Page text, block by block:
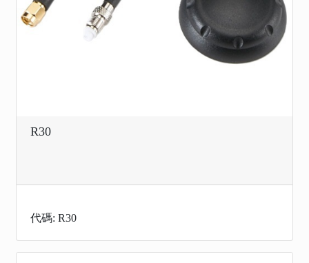
R30
代碼: R30